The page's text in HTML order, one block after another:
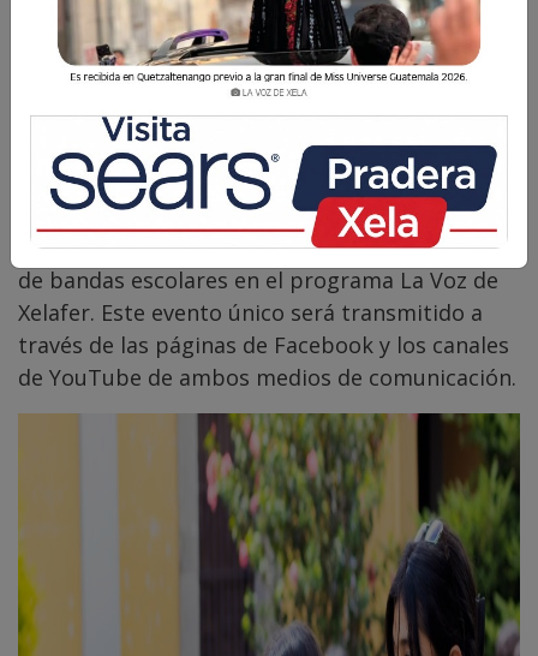
Hoy miércoles 6 de agosto, los medios digitales
La Voz de Xela y La Voz de Guate deslumbrarán
a sus audiencias con un emocionante concierto
de bandas escolares en el programa La Voz de
Xelafer. Este evento único será transmitido a
través de las páginas de Facebook y los canales
de YouTube de ambos medios de comunicación.